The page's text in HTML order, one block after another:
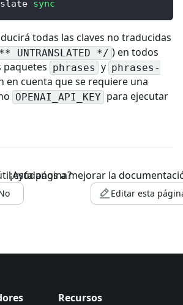
sync
todas las claves no traducidas
UNTRANSLATED */ ) en todos
paquetes phrases y phrases-
en cuenta que se requiere una
OPENAI_API_KEY para ejecutar
esta página?
¡Ayúdanos a mejorar la
Editar esta
Recursos